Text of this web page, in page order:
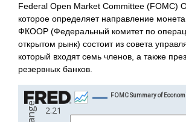
Federal Open Market Committee (FOMC)
которое определяет направление
ФКООР (Федеральный комитет по
открытом рынк) состоит из совета
который входят семь членов, а также
резервных банков.